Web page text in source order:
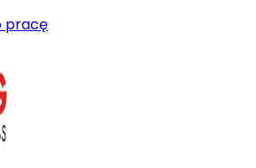
pracę